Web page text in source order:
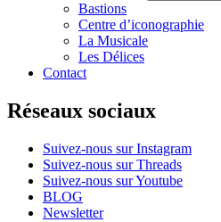
Bastions
Centre d’iconographie
La Musicale
Les Délices
Contact
Réseaux sociaux
Suivez-nous sur Instagram
Suivez-nous sur Threads
Suivez-nous sur Youtube
BLOG
Newsletter